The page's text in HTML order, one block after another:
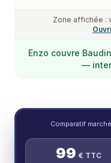
Zone affichée :
Enzo couvre
—
Comparatif
99 € TTC